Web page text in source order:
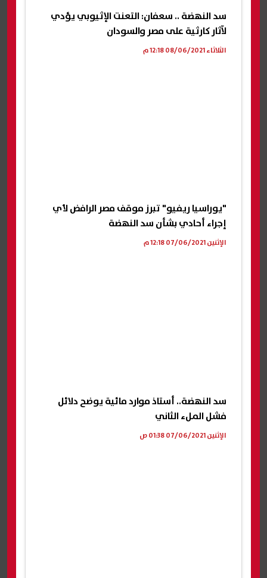
سد النهضة .. سعفان: التعنت الإثيوبي يؤدي
لآثار كارثية على مصر والسودان
الثلاثاء 08/06/2021 12:18 م
"يوراسيا ريفيو" تبرز موقف مصر الرافض لأي
إجراء أحادي بشأن سد النهضة
الإثنين 07/06/2021 12:18 م
سد النهضة.. أستاذ موارد مائية يوضح دلائل
فشل الملء الثاني
الإثنين 07/06/2021 01:38 ص